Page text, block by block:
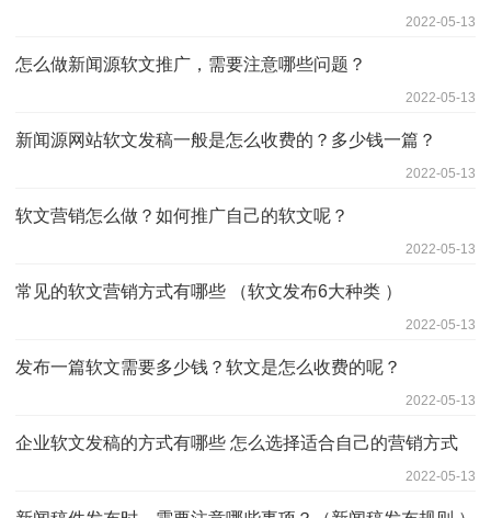
2022-05-13
怎么做新闻源软文推广，需要注意哪些问题？
2022-05-13
新闻源网站软文发稿一般是怎么收费的？多少钱一篇？
2022-05-13
软文营销怎么做？如何推广自己的软文呢？
2022-05-13
常见的软文营销方式有哪些 （软文发布6大种类 ）
2022-05-13
发布一篇软文需要多少钱？软文是怎么收费的呢？
2022-05-13
企业软文发稿的方式有哪些 怎么选择适合自己的营销方式
2022-05-13